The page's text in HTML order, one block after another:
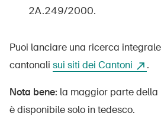
FR IT EN
Home
Abbonati alla newsletter
2A.249/2000.
Puoi lanciare una ricerca
cantonali sui siti dei Cantoni .
Nota bene: la maggior parte
è disponibile solo in tedesco.